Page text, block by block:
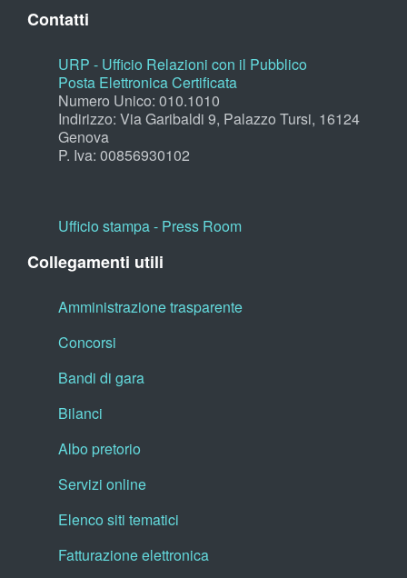
Contatti
URP - Ufficio Relazioni con il Pubblico
Posta Elettronica Certificata
Numero Unico: 010.1010
Indirizzo: Via Garibaldi 9, Palazzo Tursi, 16124
Genova
P. Iva: 00856930102
Ufficio stampa - Press Room
Collegamenti utili
Amministrazione trasparente
Concorsi
Bandi di gara
Bilanci
Albo pretorio
Servizi online
Elenco siti tematici
Fatturazione elettronica